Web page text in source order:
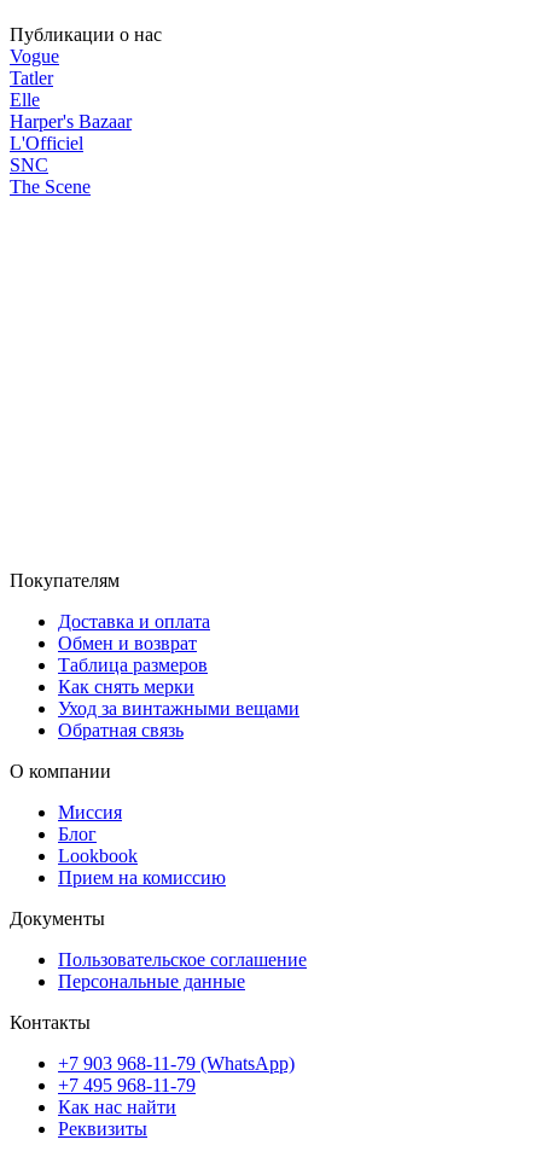
Публикации о нас
Vogue
Tatler
Elle
Harper's Bazaar
L'Officiel
SNC
The Scene
Покупателям
Доставка и оплата
Обмен и возврат
Таблица размеров
Как снять мерки
Уход за винтажными вещами
Обратная связь
О компании
Миссия
Блог
Lookbook
Прием на комиссию
Документы
Пользовательское соглашение
Персональные данные
Контакты
+7 903 968-11-79 (WhatsApp)
+7 495 968-11-79
Как нас найти
Реквизиты